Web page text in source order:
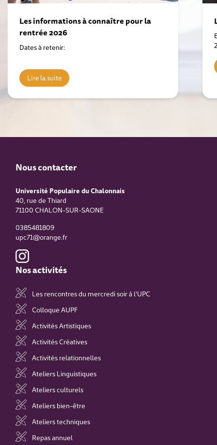
Les informations à connaître pour la
rentrée 2026
Dates à retenir:
Lire la suite
Nous contacter
Université Populaire du Chalonnais
40, rue de Thiard
71100 CHALON-SUR-SAONE
0385481809
upc71@orange.fr
Nos activités
Les rencontres du mercredi soir à l'UPC
Colloque AUPF
Activités Artistiques
Activités Créatives
Activités relationnelles
Ateliers Linguistiques
Ateliers culturels
Ateliers bien-être
Ateliers techniques
Repas annuel